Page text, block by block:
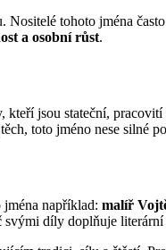
Nositelé tohoto jména
a osobní růst.
kteří jsou stateční,
toto jméno nese silné
například: malíř
svými díly doplňuje literární